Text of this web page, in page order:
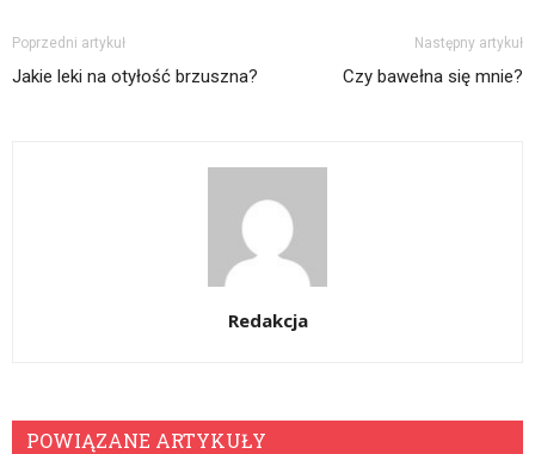
Poprzedni artykuł
Jakie leki na otyłość brzuszna?
Następny artykuł
Czy bawełna się mnie?
Redakcja
POWIĄZANE ARTYKUŁY